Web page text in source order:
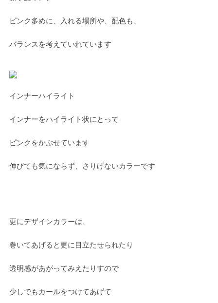
ピンク多めに、入れる場所や、配色も、
バランスを考えていれています
インナーハイライト
インナーをハイライト状にとって
ピンクをかぶせています
伸びても気にならず、さりげないカラーです
更にデザインカラーは、
巻いてあげると更に目立たせられたり
透明感があがってみえたりすので
少しでもカールをつけてあげて